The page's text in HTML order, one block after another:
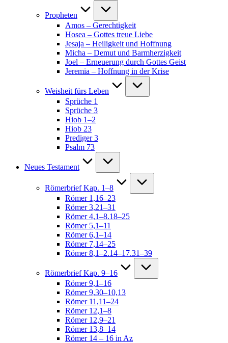
Propheten
Amos – Gerechtigkeit
Hosea – Gottes treue Liebe
Jesaja – Heiligkeit und Hoffnung
Micha – Demut und Barmherzigkeit
Joel – Erneuerung durch Gottes Geist
Jeremia – Hoffnung in der Krise
Weisheit fürs Leben
Sprüche 1
Sprüche 3
Hiob 1–2
Hiob 23
Prediger 3
Psalm 73
Neues Testament
Römerbrief Kap. 1–8
Römer 1,16–23
Römer 3,21–31
Römer 4,1–8.18–25
Römer 5,1–11
Römer 6,1–14
Römer 7,14–25
Römer 8,1–2.14–17.31–39
Römerbrief Kap. 9–16
Römer 9,1–16
Römer 9,30–10,13
Römer 11,11–24
Römer 12,1–8
Römer 12,9–21
Römer 13,8–14
Römer 14 – 16 in Az